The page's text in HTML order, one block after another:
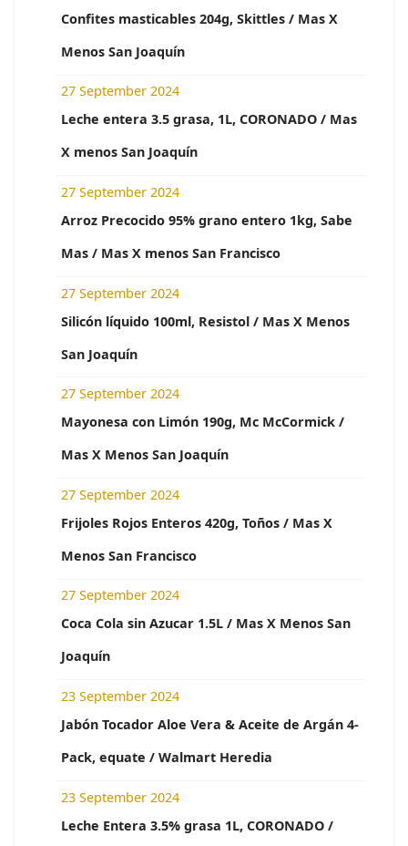
Confites masticables 204g, Skittles / Mas X
Menos San Joaquín
27 September 2024
Leche entera 3.5 grasa, 1L, CORONADO / Mas
X menos San Joaquín
27 September 2024
Arroz Precocido 95% grano entero 1kg, Sabe
Mas / Mas X menos San Francisco
27 September 2024
Silicón líquido 100ml, Resistol / Mas X Menos
San Joaquín
27 September 2024
Mayonesa con Limón 190g, Mc McCormick /
Mas X Menos San Joaquín
27 September 2024
Frijoles Rojos Enteros 420g, Toños / Mas X
Menos San Francisco
27 September 2024
Coca Cola sin Azucar 1.5L / Mas X Menos San
Joaquín
23 September 2024
Jabón Tocador Aloe Vera & Aceite de Argán 4-
Pack, equate / Walmart Heredia
23 September 2024
Leche Entera 3.5% grasa 1L, CORONADO /